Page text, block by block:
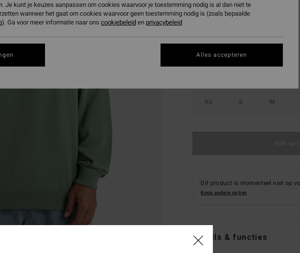
XS S M
Dit product is momenteel niet op
Koop andere opties
Details & functies
Je kunt je keuzes aanpassen om cookies waarvoor je toestemming nodig is al dan niet te
wanneer het gaat om cookies waarvoor geen toestemming nodig is (zoals bepaalde
Ga voor meer informatie naar ons cookiebeleiden privacybeleid
Alles accepteren